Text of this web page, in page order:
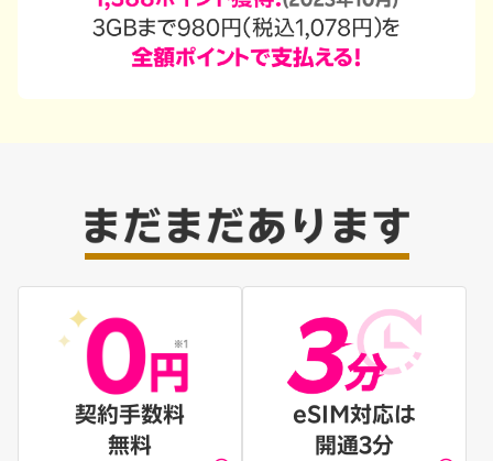
契約手数料
無料
eSIM対応は
開通3分